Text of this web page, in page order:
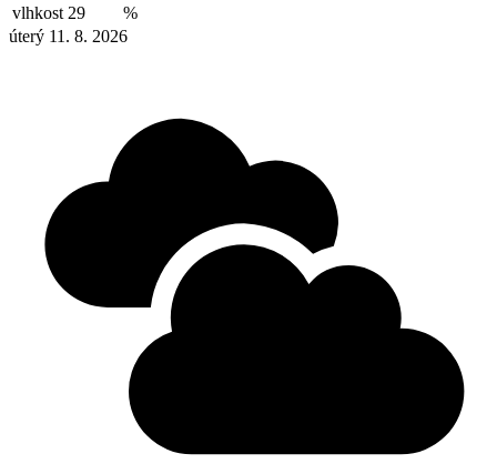
vlhkost 29
%
úterý 11. 8. 2026